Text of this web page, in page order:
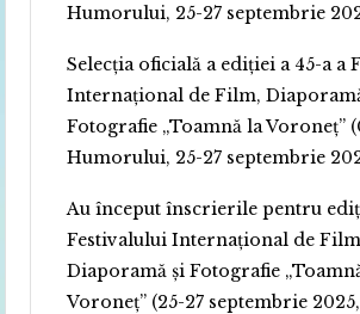
Humorului, 25-27 septembrie
Selecția oficială a ediției a 45-a a
Internațional de Film,
Fotografie „Toamnă la Voroneț”
Humorului, 25-27 septembrie
Au început înscrierile pentru
Festivalului Internațional de
Diaporamă și Fotografie
Voroneț” (25-27 septembrie